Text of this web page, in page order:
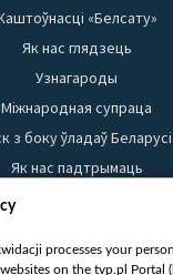
«Белсату»
Як нас глядзець
Узнагароды
Міжнародная супраца
з боку ўладаў Беларусі
Як нас падтрымаць
выкарыстання
Бяспека
processes your
on the tvp.pl Portal